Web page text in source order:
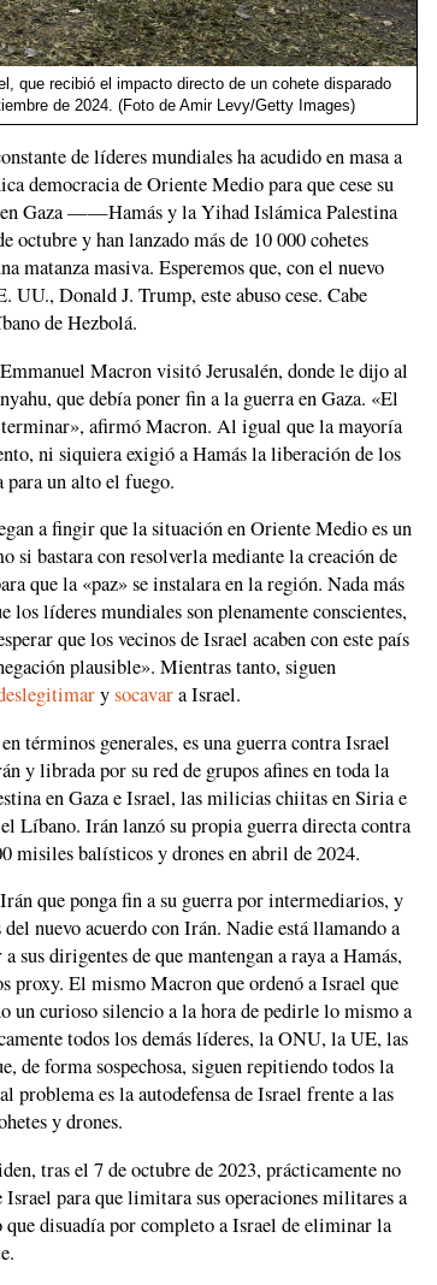
que recibió el impacto directo de un cohete disparado
de 2024. (Foto de Amir Levy/Getty Images)
de líderes mundiales ha acudido en masa a
democracia de Oriente Medio para que cese su
en Gaza ——Hamás y la Yihad Islámica Palestina
y han lanzado más de 10 000 cohetes
matanza masiva. Esperemos que, con el nuevo
UU., Donald J. Trump, este abuso cese. Cabe
de Hezbolá.
Macron visitó Jerusalén, donde le dijo al
que debía poner fin a la guerra en Gaza. «El
terminar», afirmó Macron. Al igual que la mayoría
ni siquiera exigió a Hamás la liberación de los
un alto el fuego.
a fingir que la situación en Oriente Medio es un
si bastara con resolverla mediante la creación de
que la «paz» se instalara en la región. Nada más
líderes mundiales son plenamente conscientes,
que los vecinos de Israel acaben con este país
plausible». Mientras tanto, siguen
ysocavara Israel.
términos generales, es una guerra contra Israel
y librada por su red de grupos afines en toda la
en Gaza e Israel, las milicias chiitas en Siria e
Líbano. Irán lanzó su propia guerra directa contra
misiles balísticos y drones en abril de 2024.
que ponga fin a su guerra por intermediarios, y
nuevo acuerdo con Irán. Nadie está llamando a
sus dirigentes de que mantengan a raya a Hamás,
proxy. El mismo Macron que ordenó a Israel que
un curioso silencio a la hora de pedirle lo mismo a
todos los demás líderes, la ONU, la UE, las
de forma sospechosa, siguen repitiendo todos la
problema es la autodefensa de Israel frente a las
y drones.
tras el 7 de octubre de 2023, prácticamente no
Israel para que limitara sus operaciones militares a
que disuadía por completo a Israel de eliminar la